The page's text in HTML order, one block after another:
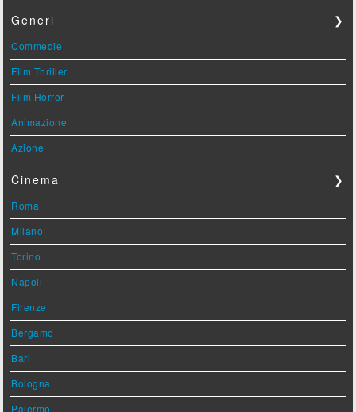
Generi ❯
Commedie
Film Thriller
Film Horror
Animazione
Azione
Cinema ❯
Roma
Milano
Torino
Napoli
Firenze
Bergamo
Bari
Bologna
Palermo